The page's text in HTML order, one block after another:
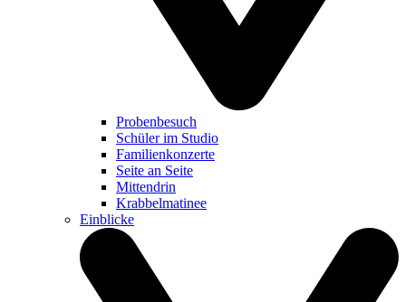
Probenbesuch
Schüler im Studio
Familienkonzerte
Seite an Seite
Mittendrin
Krabbelmatinee
Einblicke